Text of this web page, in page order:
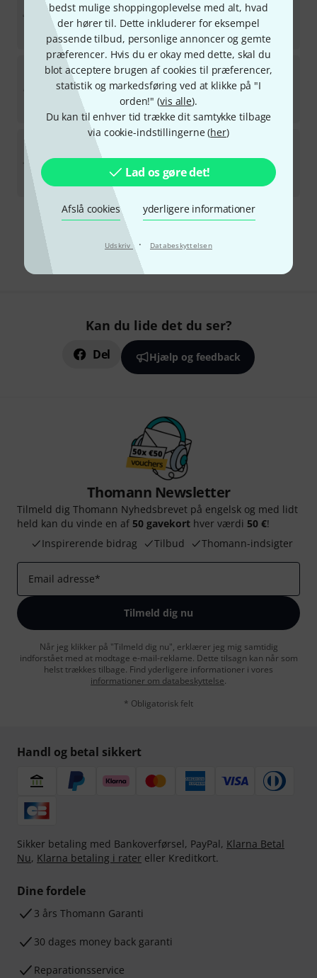
bedst mulige shoppingoplevelse med alt, hvad
der hører til. Dette inkluderer for eksempel
passende tilbud, personlige annoncer og gemte
præferencer. Hvis du er okay med dette, skal du
blot acceptere brugen af cookies til præferencer,
statistik og markedsføring ved at klikke på "I
orden!" (vis alle).
Du kan til enhver tid trække dit samtykke tilbage
via cookie-indstillingerne (her)
Lad os gøre det!
Afslå cookies yderligere informationer
Udskriv · Databeskyttelsen
1
på lager
37.990 kr
Pearl FlutesPFA 206 EU Alto Flute
på lager
30.390 kr
AltusAS-925 SE Alto Flute
Til levering om flere måneder
64.700kr
Gratis levering fra 1.100 kr
Alle priser er inkl. moms
Kan du lide det du ser?
Del Hjælp og feedback
Thomann Newsletter
Tilmeld dig Thomann Nyhedsbrevet på engelsk og med lidt
held kan du vinde en af 50 gavekort hver værdi 50 €!
Inspirerende bidrag
Tilbud Thomann-indsigter
Email adresse*
Tilmeld dig nu
Når jeg klikker på "Tilmeld dig nu", erklærer jeg mig samtidig
indforstået med at modtage e-mail-reklame. Dette tilsagn kan når som
helst trækkes tilbage. Find yderligere informationer i vores
informationer om databeskyttelse.
* Obligatorisk felt
Handl og betal sikkert
Sikker betaling med Bankoverførsel, PayPal, Klarna Betal
Nu, Klarna betaling i rater eller Kreditkort.
Dine fordele
3 års Thomann Garanti
30 dages money back garanti
Reparationsservice